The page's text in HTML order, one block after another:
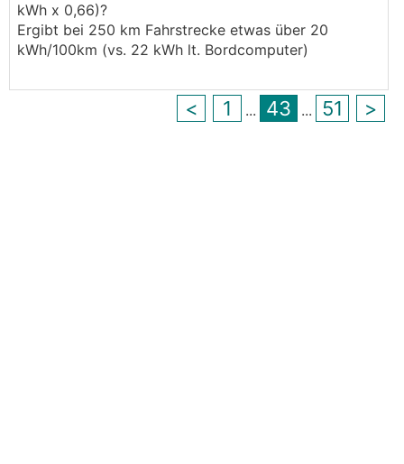
kWh x 0,66)?
Ergibt bei 250 km Fahrstrecke etwas über 20
kWh/100km (vs. 22 kWh lt. Bordcomputer)
< 1 ... 43 ... 51 >